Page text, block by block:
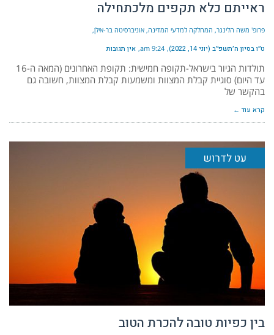
ראייתם כלא תקפים מלכתחילה
פרופ' משה הלינגר, המחלקה למדעי המדינה, אוניברסיטה בר-אילן
ט״ו בסיון ה׳תשפ״ב (יוני 14, 2022) 9:24 am אין תגובות
תולדות הגיור בישראל-תקופה חמישית: תקופת האחרונים (המאה ה-16
עד היום) סוגיית קבלת המצוות ומשמעות קבלת המצוות, חשובה גם
בהקשר של
קרא עוד ←
עט לדרוש
בין כפיות טובה להכרת הטוב